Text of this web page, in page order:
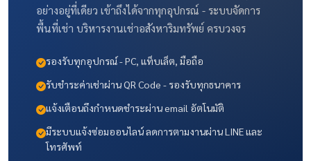
อย่างอยู่ที่เดียว เข้าถึงได้จากทุกอุปกรณ์ - ระบบจัดการ
พื้นที่เช่า บริหารงานเช่าอสังหาริมทรัพย์ ครบวงจร
รองรับทุกอุปกรณ์ - PC, แท็บเล็ต, มือถือ
รับชำระค่าเช่าผ่าน QR Code - รองรับทุกธนาคาร
แจ้งเตือนถึงกำหนดชำระผ่าน email อัตโนมัติ
มีระบบแจ้งซ่อมออนไลน์ ลดการตามงานผ่าน LINE และ
โทรศัพท์